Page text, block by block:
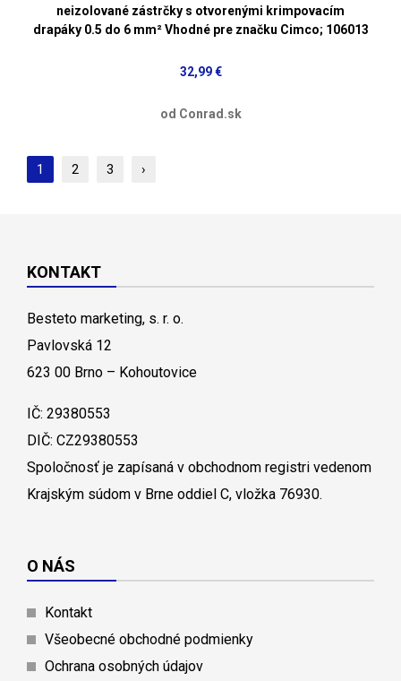
neizolované zástrčky s otvorenými krimpovacím
drapáky 0.5 do 6 mm² Vhodné pre značku Cimco; 106013
32,99 €
od Conrad.sk
1 2 3 ›
KONTAKT
Besteto marketing, s. r. o.
Pavlovská 12
623 00 Brno – Kohoutovice
IČ: 29380553
DIČ: CZ29380553
Spoločnosť je zapísaná v obchodnom registri vedenom
Krajským súdom v Brne oddiel C, vložka 76930.
O NÁS
Kontakt
Všeobecné obchodné podmienky
Ochrana osobných údajov